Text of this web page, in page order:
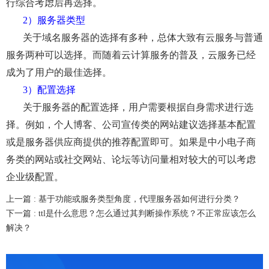
行综合考虑后再选择。
2）服务器类型
关于域名服务器的选择有多种，总体大致有云服务与普通
服务两种可以选择。而随着云计算服务的普及，云服务已经
成为了用户的最佳选择。
3）配置选择
关于服务器的配置选择，用户需要根据自身需求进行选
择。例如，个人博客、公司宣传类的网站建议选择基本配置
或是服务器供应商提供的推荐配置即可。如果是中小电子商
务类的网站或社交网站、论坛等访问量相对较大的可以考虑
企业级配置。
上一篇 : 基于功能或服务类型角度，代理服务器如何进行分类？
下一篇 : ttl是什么意思？怎么通过其判断操作系统？不正常应该怎么
解决？